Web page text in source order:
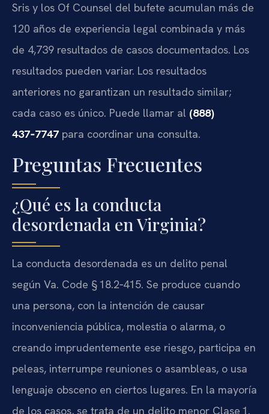
Sris y los Of Counsel del bufete acumulan más de
120 años de experiencia legal combinada y más
de 4,739 resultados de casos documentados. Los
resultados pueden variar. Los resultados
anteriores no garantizan un resultado similar;
cada caso es único. Puede llamar al (888)
437‑7747 para coordinar una consulta.
Preguntas Frecuentes
¿Qué es la conducta
desordenada en Virginia?
La conducta desordenada es un delito penal
según Va. Code § 18.2‑415. Se produce cuando
una persona, con la intención de causar
inconveniencia pública, molestia o alarma, o
creando imprudentemente ese riesgo, participa en
peleas, interrumpe reuniones o asambleas, o usa
lenguaje obsceno en ciertos lugares. En la mayoría
de los casos, se trata de un delito menor Clase 1.